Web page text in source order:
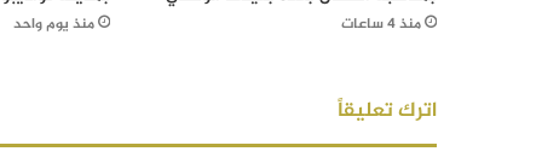
منذ 4 ساعات منذ يوم واحد
اترك تعليقاً